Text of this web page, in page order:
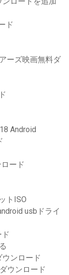
ド
ーズ映画無料ダ
Android
ード
トISO
usbドライ
ンロード
ウンロード